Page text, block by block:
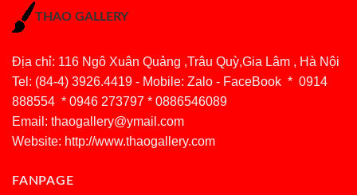
THAO GALLERY
Địa chỉ: 116 Ngô Xuân Quảng ,Trâu Quỳ,Gia Lâm , Hà Nội
Tel: (84-4) 3926.4419 - Mobile: Zalo - FaceBook * 0914
888554 * 0946 273797 * 0886546089
Email: thaogallery@ymail.com
Website: http://www.thaogallery.com
FANPAGE